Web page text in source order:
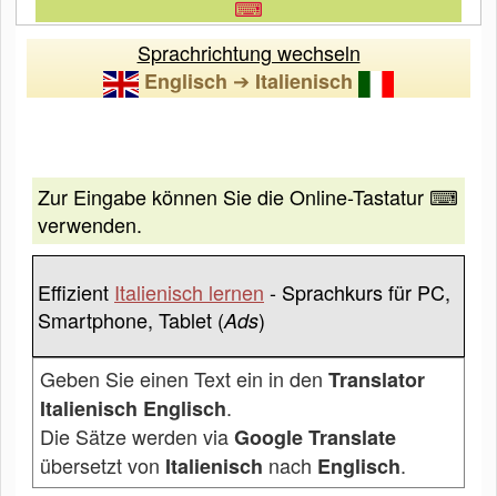
⌨
Sprachrichtung wechseln
Englisch ➔ Italienisch
Zur Eingabe können Sie die Online-Tastatur ⌨
verwenden.
Effizient Italienisch lernen - Sprachkurs für PC,
Smartphone, Tablet (Ads)
Geben Sie einen Text ein in den Translator
Italienisch Englisch.
Die Sätze werden viaGoogle Translate
übersetzt von Italienisch nach Englisch.